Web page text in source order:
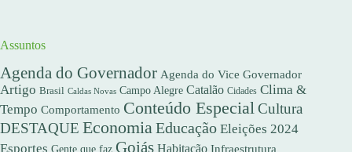
Assuntos
Agenda do Governador Agenda do Vice Governador
Artigo Brasil Caldas Novas Campo Alegre Catalão Cidades Clima &
Tempo Comportamento Conteúdo EspecialCultura
DESTAQUE EconomiaEducação Eleições 2024
Esportes Gente que faz Goiás Habitação Infraestrutura